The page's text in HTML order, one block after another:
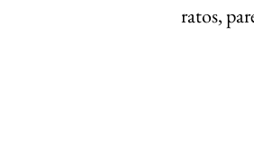
ratos,